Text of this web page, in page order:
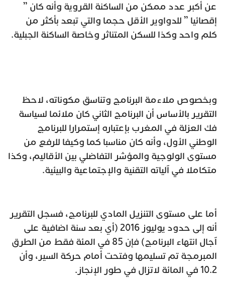
عن أكبر عدد ممكن من الساكنة القروية وأنه كان ”
إقصائيا ” للدواوير الأقل حجما والتي تبعد بأكثر من
كلم واحد وكذا للسكن المتناثر وخاصة الساكنة الجبلية.
وبخصوص ملاءمة البرنامج وتناسق مكوناته، لاحظ
التقرير بالأساس أن البرنامج الثاني كان ملائما لسياسة
فك العزلة في المغرب بإعتباره إستمرارا للبرنامج
الوطني الأول، وأنه كان مناسبا كما وكيفا للرفع من
مستوى الولوجية والمؤشر التفاضلي بين الأقاليم، وكذا
متكاملا في آلياته التقنية والإجتماعية والبيئية.
أما على مستوى التنزيل المادي للبرنامج، فسجل التقرير
أنه إلى حدود يوليوز 2016 (أي بعد سنة اضافية على
آجال انتهاء البرنامج) فإن 85 في المئة فقط من الطرق
المبرمجة تم تسليمها وفتحت أمام حركة السير، وأن
10.2 في المائة لاتزال في طور الإنجاز.